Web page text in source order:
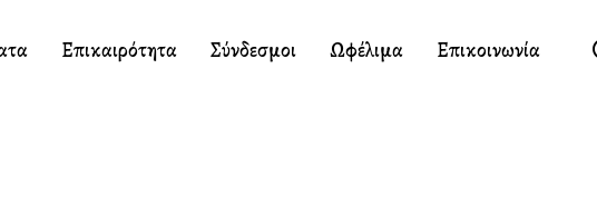
Επικαιρότητα Σύνδεσμοι Ωφέλιμα Επικοινωνία